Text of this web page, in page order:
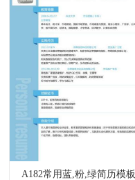
A182常用蓝,粉,绿简历模板